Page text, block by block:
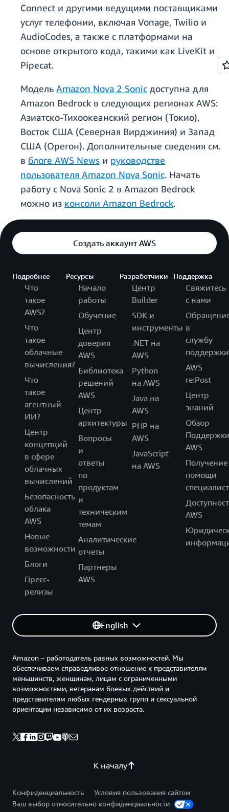
Connect и другими ведущими поставщиками
услуг телефонии, включая Vonage, Twilio и
AudioCodes, а также с платформами на
основе открытого кода, такими как LiveKit и
Pipecat.
Модель Amazon Nova 2 Sonic доступна для
Amazon Bedrock в следующих регионах AWS:
Азиатско-Тихоокеанский регион (Токио),
Восток США (Северная Вирджиния) и Запад
США (Орегон). Дополнительные сведения см.
в блоге AWS News и руководстве
пользователя Amazon Nova Sonic. Начать
работу с Nova Sonic 2 в Amazon Bedrock
можно из консоли Amazon Bedrock.
Создать аккаунт AWS
Подробнее
Что
такое
AWS?
Что
такое
облачные
вычисления?
Что
такое
агентный
ИИ?
Центр
концепций
в сфере
облачных
вычислений
Безопасность
облака
AWS
Новые
возможности
Блоги
Пресс-
релизы
Ресурсы
Начало
работы
Обучение
Центр
доверия
AWS
Библиотека
решений
AWS
Центр
архитектуры
Вопросы
и
ответы
по
продуктам
и
техническим
темам
Аналитические
отчеты
Партнеры
AWS
Разработчики
Центр
Builder
SDK и
инструменты
.NET на
AWS
Python
на AWS
Java на
AWS
PHP на
AWS
JavaScript
на AWS
Поддержка
Свяжитесь
с нами
в
службу
поддержки
AWS
re:Post
Центр
знаний
Обзор
AWS
Получение
помощи
AWS
English
К началу
Amazon – работодатель равных возможностей. Мы
обеспечиваем справедливое отношение к представителям
меньшинств, женщинам, лицам с ограниченными
возможностями, ветеранам боевых действий и
представителям любых гендерных групп и сексуальной
ориентации независимо от их возраста.
Конфиденциальность
Условия пользования сайтом
Ваш выбор относительно конфиденциальности